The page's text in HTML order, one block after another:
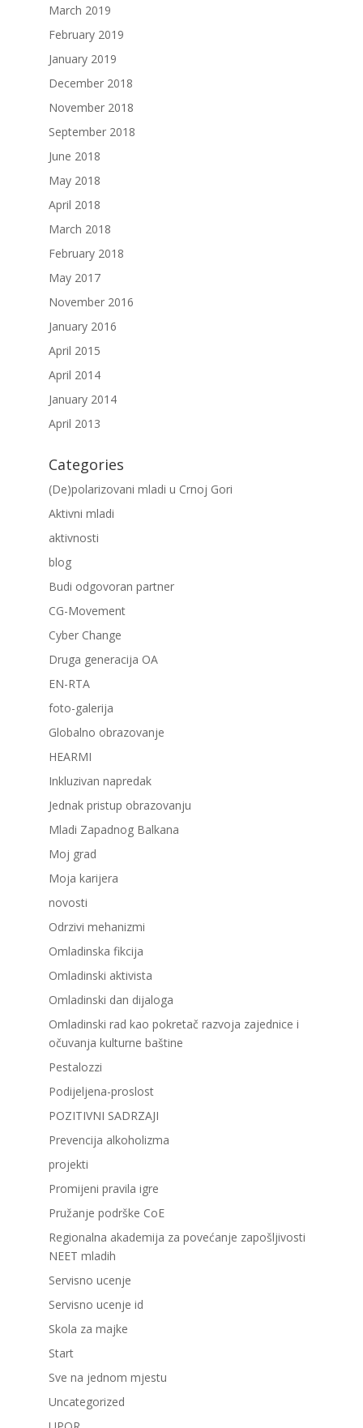
March 2019
February 2019
January 2019
December 2018
November 2018
September 2018
June 2018
May 2018
April 2018
March 2018
February 2018
May 2017
November 2016
January 2016
April 2015
April 2014
January 2014
April 2013
Categories
(De)polarizovani mladi u Crnoj Gori
Aktivni mladi
aktivnosti
blog
Budi odgovoran partner
CG-Movement
Cyber Change
Druga generacija OA
EN-RTA
foto-galerija
Globalno obrazovanje
HEARMI
Inkluzivan napredak
Jednak pristup obrazovanju
Mladi Zapadnog Balkana
Moj grad
Moja karijera
novosti
Odrzivi mehanizmi
Omladinska fikcija
Omladinski aktivista
Omladinski dan dijaloga
Omladinski rad kao pokretač razvoja zajednice i
očuvanja kulturne baštine
Pestalozzi
Podijeljena-proslost
POZITIVNI SADRZAJI
Prevencija alkoholizma
projekti
Promijeni pravila igre
Pružanje podrške CoE
Regionalna akademija za povećanje zapošljivosti
NEET mladih
Servisno ucenje
Servisno ucenje id
Skola za majke
Start
Sve na jednom mjestu
Uncategorized